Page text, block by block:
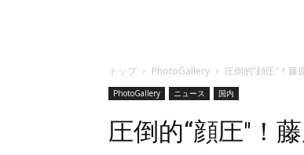
トップ PhotoGallery 圧倒的“顔圧″！
PhotoGallery ニュース 国内
圧倒的“顔圧″！